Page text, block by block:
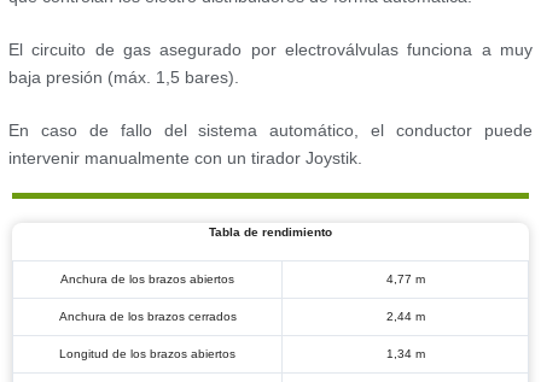
El circuito de gas asegurado por electroválvulas funciona a muy
baja presión (máx. 1,5 bares).
En caso de fallo del sistema automático, el conductor puede
intervenir manualmente con un tirador Joystik.
Tabla de rendimiento
Anchura de los brazos abiertos 4,77 m
Anchura de los brazos cerrados 2,44 m
Longitud de los brazos abiertos 1,34 m